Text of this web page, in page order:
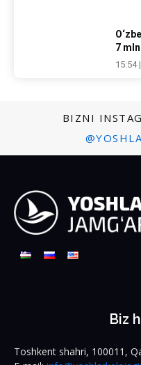
7
15:54
BIZNI
Biz
Toshkent shahri, 100011,